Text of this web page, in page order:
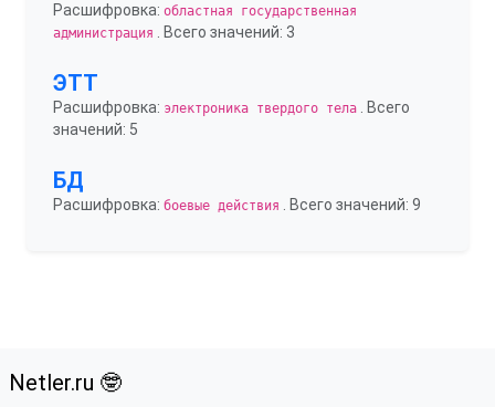
Расшифровка: областная государственная
администрация
. Всего значений: 3
ЭТТ
Расшифровка: электроника твердого тела . Всего
значений: 5
БД
Расшифровка: боевые действия . Всего значений: 9
Netler.ru 🤓